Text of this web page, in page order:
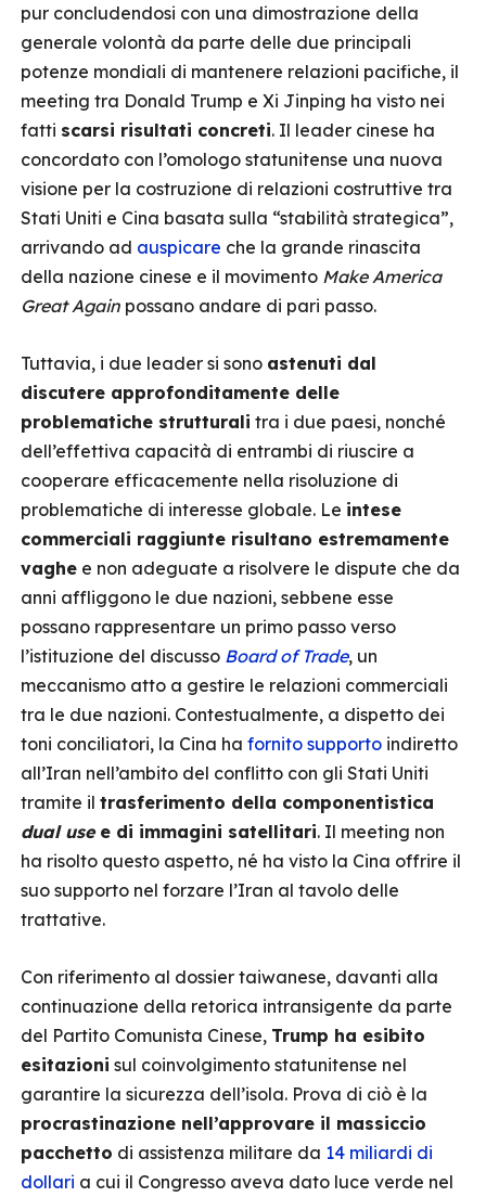
pur concludendosi con una dimostrazione della
generale volontà da parte delle due principali
potenze mondiali di mantenere relazioni pacifiche, il
meeting tra Donald Trump e Xi Jinping ha visto nei
fatti scarsi risultati concreti. Il leader cinese ha
concordato con l’omologo statunitense una nuova
visione per la costruzione di relazioni costruttive tra
Stati Uniti e Cina basata sulla “stabilità strategica”,
arrivando ad auspicare che la grande rinascita
della nazione cinese e il movimento Make America
Great Again possano andare di pari passo.
Tuttavia, i due leader si sono astenuti dal
discutere approfonditamente delle
problematiche strutturali tra i due paesi, nonché
dell’effettiva capacità di entrambi di riuscire a
cooperare efficacemente nella risoluzione di
problematiche di interesse globale. Le intese
commerciali raggiunte risultano estremamente
vaghe e non adeguate a risolvere le dispute che da
anni affliggono le due nazioni, sebbene esse
possano rappresentare un primo passo verso
l’istituzione del discusso Board of Trade, un
meccanismo atto a gestire le relazioni commerciali
tra le due nazioni. Contestualmente, a dispetto dei
toni conciliatori, la Cina ha fornito supporto indiretto
all’Iran nell’ambito del conflitto con gli Stati Uniti
tramite il trasferimento della componentistica
dual use e di immagini satellitari. Il meeting non
ha risolto questo aspetto, né ha visto la Cina offrire il
suo supporto nel forzare l’Iran al tavolo delle
trattative.
Con riferimento al dossier taiwanese, davanti alla
continuazione della retorica intransigente da parte
del Partito Comunista Cinese, Trump ha esibito
esitazioni sul coinvolgimento statunitense nel
garantire la sicurezza dell’isola. Prova di ciò è la
procrastinazione nell’approvare il massiccio
pacchetto di assistenza militare da 14 miliardi di
dollari a cui il Congresso aveva dato luce verde nel